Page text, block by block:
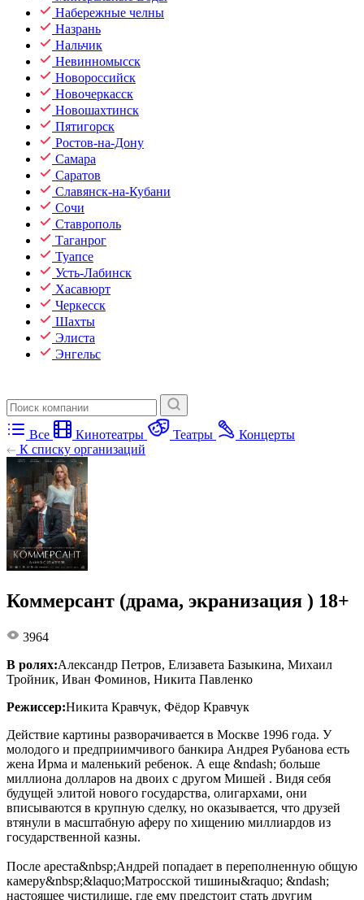
Набережные челны
Назрань
Нальчик
Невинномысск
Новороссийск
Новочеркасск
Новошахтинск
Пятигорск
Ростов-на-Дону
Самара
Саратов
Славянск-на-Кубани
Сочи
Ставрополь
Таганрог
Туапсе
Усть-Лабинск
Хасавюрт
Черкесск
Шахты
Элиста
Энгельс
Все Кинотеатры Театры
Концерты
К списку организаций
Коммерсант (драма, экранизация ) 18+
3964
В ролях:Александр Петров, Елизавета Базыкина, Михаил
Тройник, Иван Фоминов, Никита Павленко
Режиссер:Никита Кравчук, Фёдор Кравчук
Действие картины разворачивается в Москве 1996 года. У
молодого и предприимчивого банкира Андрея Рубанова есть
жена Ирма и маленький ребенок. А еще &ndash; больше
миллиона долларов на двоих с другом Мишей . Видя себя
будущей элитой нового государства, олигархами, они
вписываются в крупную сделку, но оказывается, что друзей
втянули в масштабную аферу по хищению миллиардов из
государственной казны.
После ареста&nbsp;Андрей попадает в переполненную общую
камеру&nbsp;&laquo;Матросской тишины&raquo; &ndash;
настоящее чистилище, где ему предстоит стать другим